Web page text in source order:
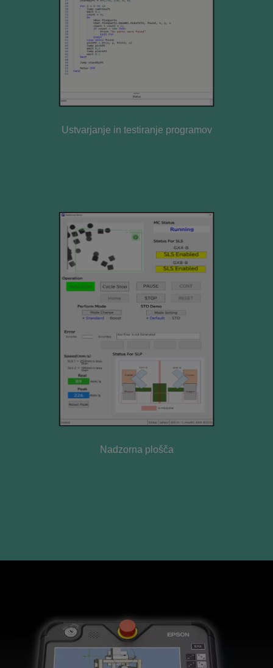
Ustvarjanje in testiranje programov
Nadzorna plošča